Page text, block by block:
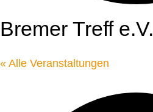
Bremer Treff e.V.
« Alle Veranstaltungen